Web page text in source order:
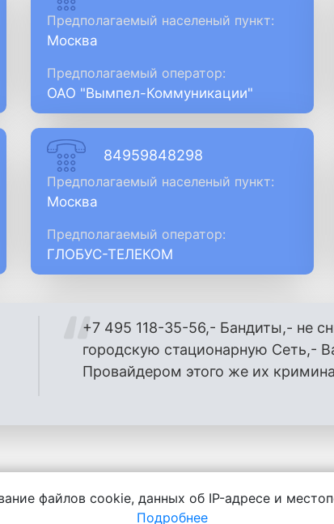
Предполагаемый населеный пункт:
Москва
Предполагаемый оператор:
ОАО "Вымпел-Коммуникации"
84959848298
Предполагаемый населеный пункт:
Москва
Предполагаемый оператор:
ГЛОБУС-ТЕЛЕКОМ
+7 495 118-35-56,- Бандиты,- не
городскую стационарную
Провайдером этого же их
за содержание комментариев, любой
файлов cookie, данных об IP-адресе и
Подробнее